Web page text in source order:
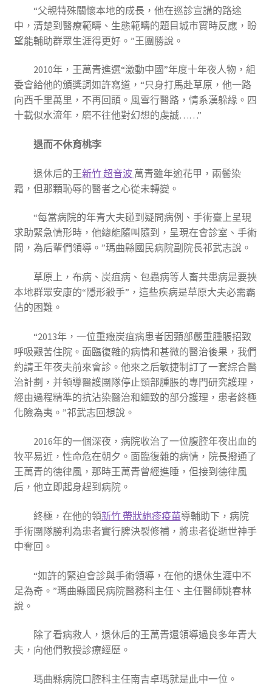
“父親特殊關懷本地的成長，他在巡診宣講的路途
中，清楚到醫療範疇、生態範疇的題目城市實時反應，盼
望能輔助群眾生涯得更好。”王團勝說。
2010年，王萬青進選“激動中國”年度十年夜人物，組
委會給他的頒獎詞如許寫道，“只身打馬赴草原，他一路
向西千里萬里，不再回頭。風雪行醫路，情系漢躲緣。四
十載似水流年，磨不往他對幻想的虔誠……”
退而不休育桃李
退休后的王新竹 超音波 萬青雖年逾花甲，兩鬢染
霜，但那顆恥辱的醫者之心從未轉變。
“每當病院的年青大夫碰到疑問病例、手術臺上呈現
求助緊急情形時，他總能隨叫隨到，呈現在會診室、手術
間，為后輩們領導。”瑪曲縣國民病院副院長祁武志說。
草原上，布病、炭疽病、包蟲病等人畜共患病是要挾
本地群眾安康的“隱形殺手”，這些疾病是草原大夫必需霸
佔的困難。
“2013年，一位重癥炭疽病患者因頸部嚴重腫脹招致
呼吸艱苦住院。面臨復雜的病情和甚微的醫治後果，我們
約請王年夜夫前來會診。他來之后敏捷制訂了一套綜合醫
治計劃，并領導醫護團隊停止頸部腫脹的專門研究護理，
經由過程精準的抗沾染醫治和細致的部分護理，患者終極
化險為夷。”祁武志回想說。
2016年的一個深夜，病院收治了一位腹腔年夜出血的
牧平易近，性命危在朝夕。面臨復雜的病情，院長撥通了
王萬青的德律風，那時王萬青曾經進睡，但接到德律風
后，他立即起身趕到病院。
終極，在他的領新竹 帶狀皰疹疫苗導輔助下，病院
手術團隊勝利為患者實行脾決裂修補，將患者從逝世神手
中奪回。
“如許的緊迫會診與手術領導，在他的退休生涯中不
足為奇。”瑪曲縣國民病院醫務科主任、主任醫師姚春林
說。
除了看病救人，退休后的王萬青還領導過良多年青大
夫，向他們教授診療經歷。
瑪曲縣病院口腔科主任南吉卓瑪就是此中一位。